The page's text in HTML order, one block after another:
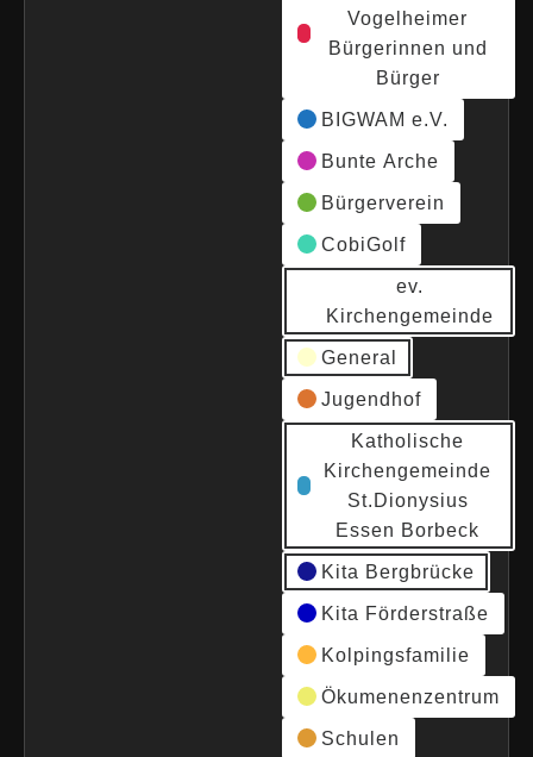
Vogelheimer
Bürgerinnen und
Bürger
BIGWAM e.V.
Bunte Arche
Bürgerverein
CobiGolf
ev.
Kirchengemeinde
General
Jugendhof
Katholische
Kirchengemeinde
St.Dionysius
Essen Borbeck
Kita Bergbrücke
Kita Förderstraße
Kolpingsfamilie
Ökumenenzentrum
Schulen